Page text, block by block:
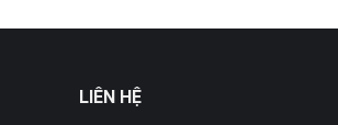
LIÊN HỆ